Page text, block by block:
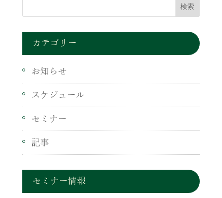
カテゴリー
お知らせ
スケジュール
セミナー
記事
セミナー情報